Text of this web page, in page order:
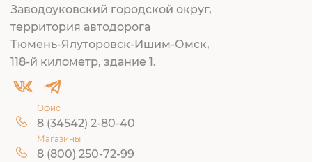
Заводоуковский городской округ,
территория автодорога
Тюмень-Ялуторовск-Ишим-Омск,
118-й километр, здание 1.
Офис
8 (34542) 2-80-40
Магазины
8 (800) 250-72-99